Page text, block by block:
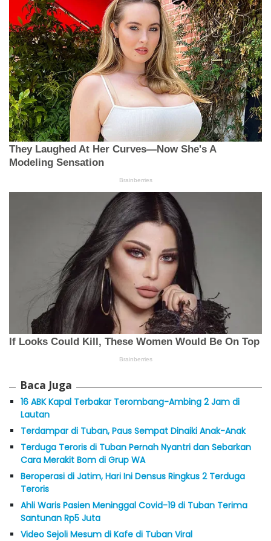
Baca Juga
16 ABK Kapal Terbakar Terombang-Ambing 2 Jam di
Lautan
Terdampar di Tuban, Paus Sempat Dinaiki Anak-Anak
Terduga Teroris di Tuban Pernah Nyantri dan Sebarkan
Cara Merakit Bom di Grup WA
Beroperasi di Jatim, Hari Ini Densus Ringkus 2 Terduga
Teroris
Ahli Waris Pasien Meninggal Covid-19 di Tuban Terima
Santunan Rp5 Juta
Video Sejoli Mesum di Kafe di Tuban Viral